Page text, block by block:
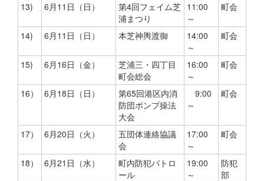
13) 6月11日（日）
第4回フェイム芝
浦まつり
11:00
～
町会
14) 6月11日（日） 本芝神輿渡御
14:00
～
町会
15) 6月16日（金）
芝浦三・四丁目
町会総会
16:00
～
町会
16） 6月18日（日）
第65回港区内消
防団ポンプ操法
大会
9:00
～
町会
17） 6月20日（火）
五団体連絡協議
会
17:00
～
町会
18） 6月21日（水）
町内防犯パトロ
ール
19:00
～
防犯
部